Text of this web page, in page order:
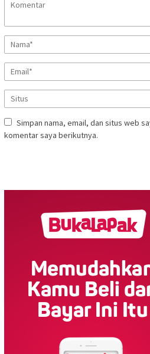
Simpan nama, email, dan situs web
komentar saya berikutnya.